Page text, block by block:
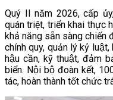
Quý II năm 2026, cấp
quán triệt, triển khai thực
khả năng sẵn sàng chiến
chính quy, quản lý kỷ
hậu cần, kỹ thuật, đảm
biển. Nội bộ đoàn kết,
tác, hoàn thành tốt chức